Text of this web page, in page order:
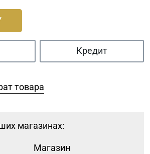
Кредит
товара
магазинах:
Магазин